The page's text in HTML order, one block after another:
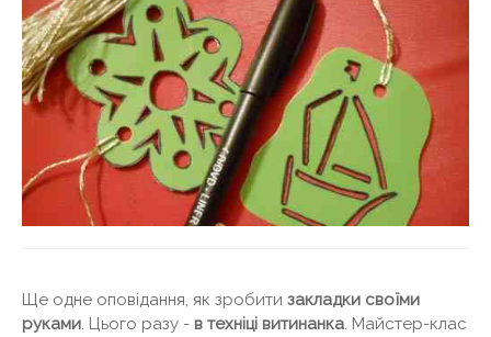
Ще одне оповідання, як зробити закладки своїми
руками. Цього разу - в техніці витинанка. Майстер-клас